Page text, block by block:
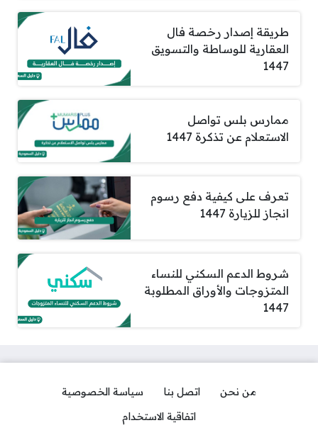
طريقة إصدار رخصة فال
العقارية للوساطة والتسويق
1447
ممارس بلس تواصل
الاستعلام عن تذكرة 1447
تعرف على كيفية دفع رسوم
انجاز للزيارة 1447
شروط الدعم السكني للنساء
المتزوجات والأوراق المطلوبة
1447
من نحن اتصل بنا
سياسة الخصوصية
اتفاقية الاستخدام